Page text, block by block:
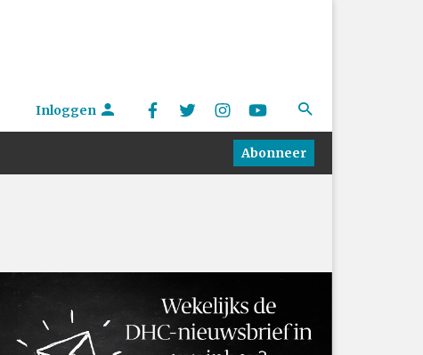
Inloggen
Abonneer